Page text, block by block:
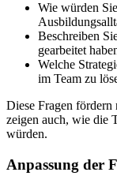
Wie würden
Beschreiben
gearbeitet
Welche
im Team zu
Diese Fragen
zeigen auch, wie die
würden.
Anpassung der